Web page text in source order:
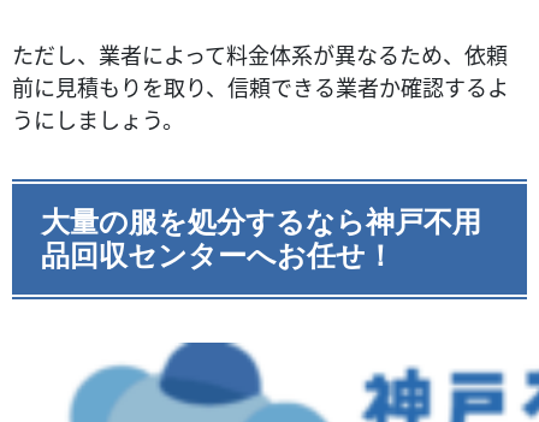
ただし、業者によって料金体系が異なるため、依頼
前に見積もりを取り、信頼できる業者か確認するよ
うにしましょう。
大量の服を処分するなら神戸不用
品回収センターへお任せ！